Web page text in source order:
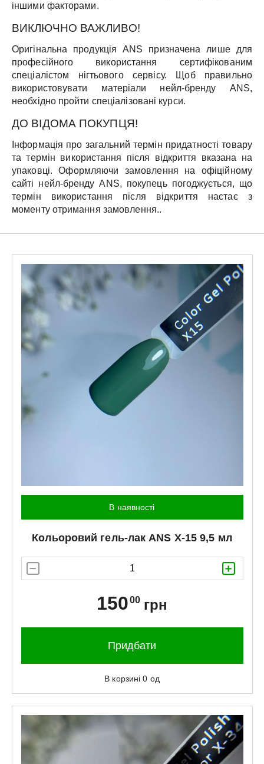
іншими факторами.
ВИКЛЮЧНО ВАЖЛИВО!
Оригінальна продукція ANS призначена лише для
професійного використання сертифікованим
спеціалістом нігтьового сервісу. Щоб правильно
використовувати матеріали нейл-бренду ANS,
необхідно пройти спеціалізовані курси.
ДО ВІДОМА ПОКУПЦЯ!
Інформація про загальний термін придатності товару
та термін використання після відкриття вказана на
упаковці. Оформляючи замовлення на офіційному
сайті нейл-бренду ANS, покупець погоджується, що
термін використання після відкриття настає з
моменту отримання замовлення..
В наявності
Кольоровий гель-лакANS X-15 9,5 мл
15000 грн
Придбати
В корзині0 од